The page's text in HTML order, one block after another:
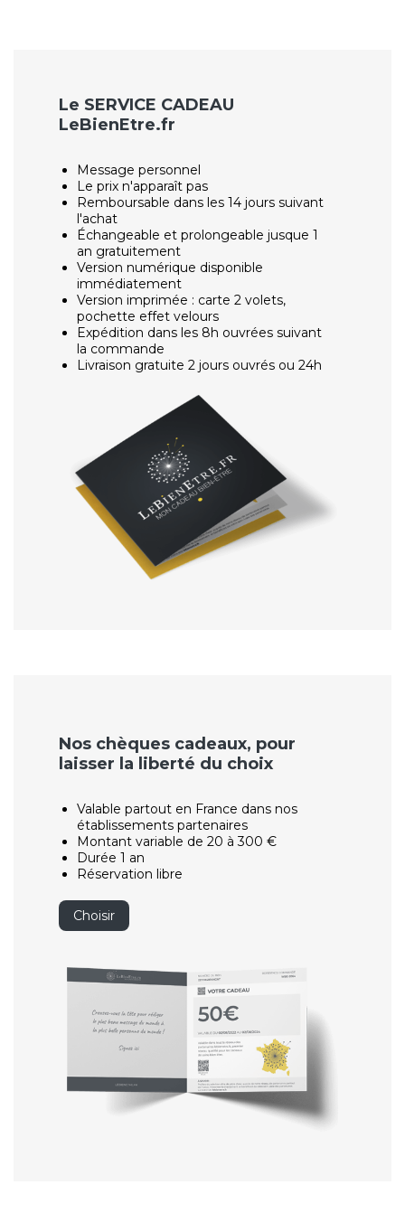
Le SERVICE CADEAU
LeBienEtre.fr
Message personnel
Le prix n'apparaît pas
Remboursable dans les 14 jours suivant
l'achat
Échangeable et prolongeable jusque 1
an gratuitement
Version numérique disponible
immédiatement
Version imprimée : carte 2 volets,
pochette effet velours
Expédition dans les 8h ouvrées suivant
la commande
Livraison gratuite 2 jours ouvrés ou 24h
Nos chèques cadeaux, pour
laisser la liberté du choix
Valable partout en France dans nos
établissements partenaires
Montant variable de 20 à 300 €
Durée 1 an
Réservation libre
Choisir